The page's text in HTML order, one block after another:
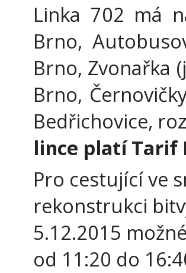
Linka 702 má
Brno,
Brno, Zvonařka
Brno,
Bedřichovice,
lince platí Tarif
Pro cestující ve
rekonstrukci
5.12.2015
od 11:20 do